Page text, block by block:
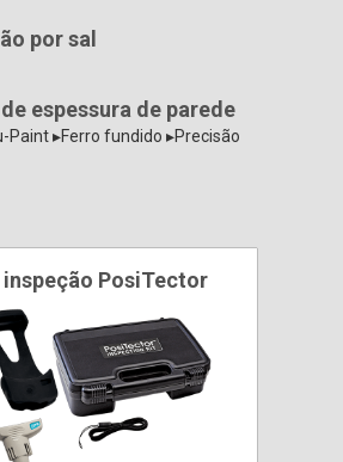
por sal
espessura de parede
Paint ▸Ferro fundido ▸Precisão
inspeção PosiTector